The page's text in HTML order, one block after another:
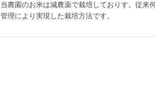
当農園のお米は減農薬で栽培しておりす。従来
管理により実現した栽培方法です。